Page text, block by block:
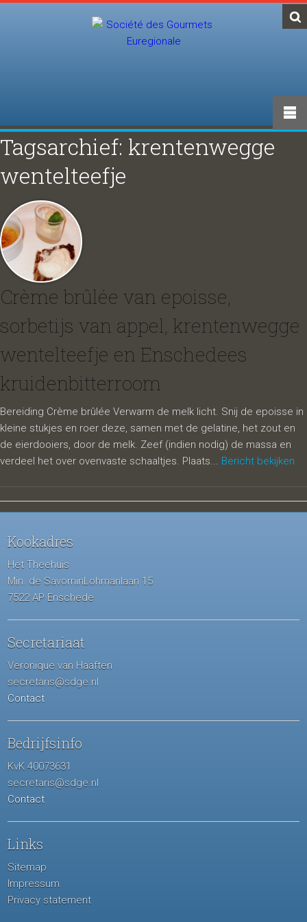
Tagsarchief: krentenwegge
wentelteefje
Crème brûlée van epoisse,
sorbetijs van appel, krentenwegge
wentelteefje en Enschedees
kruidenbitterroom
Bereiding Crème brûlée Verwarm de melk licht. Snij de epoisse in
kleine stukjes en roer deze, samen met de gelatine, het zout en
de eierdooiers, door de melk. Zeef (indien nodig) de massa en
verdeel het over ovenvaste schaaltjes. Plaats... Bericht bekijken
Kookadres
Het Theehuis
Min. de SavorninLohmanlaan 15
7522 AP Enschede
Secretariaat
Veronique van Haaften
secretaris@sdge.nl
Contact
Bedrijfsinfo
KvK 40073631
secretaris@sdge.nl
Contact
Links
Sitemap
Impressum
Privacy statement